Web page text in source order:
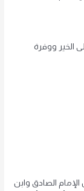
الخير ووفرة
الصادق وابن